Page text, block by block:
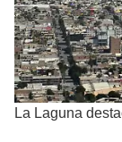
La Laguna